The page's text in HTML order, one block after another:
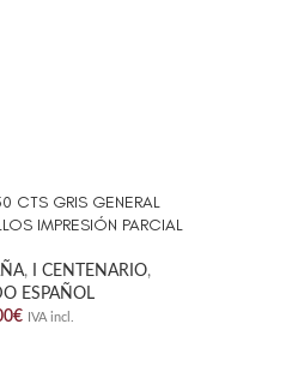
CTS GRIS GENERAL
IMPRESIÓN PARCIAL
, I CENTENARIO,
ESPAÑOL
€ IVA incl.